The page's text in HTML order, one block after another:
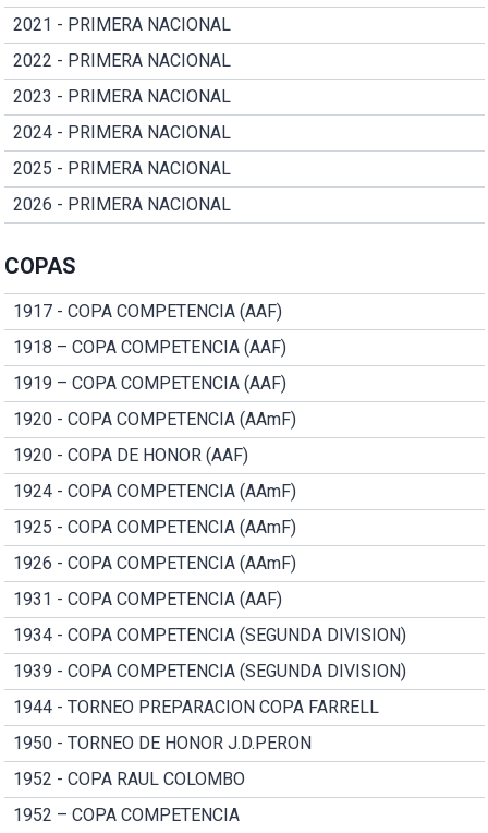
2021 - PRIMERA NACIONAL
2022 - PRIMERA NACIONAL
2023 - PRIMERA NACIONAL
2024 - PRIMERA NACIONAL
2025 - PRIMERA NACIONAL
2026 - PRIMERA NACIONAL
COPAS
1917 - COPA COMPETENCIA (AAF)
1918 – COPA COMPETENCIA (AAF)
1919 – COPA COMPETENCIA (AAF)
1920 - COPA COMPETENCIA (AAmF)
1920 - COPA DE HONOR (AAF)
1924 - COPA COMPETENCIA (AAmF)
1925 - COPA COMPETENCIA (AAmF)
1926 - COPA COMPETENCIA (AAmF)
1931 - COPA COMPETENCIA (AAF)
1934 - COPA COMPETENCIA (SEGUNDA DIVISION)
1939 - COPA COMPETENCIA (SEGUNDA DIVISION)
1944 - TORNEO PREPARACION COPA FARRELL
1950 - TORNEO DE HONOR J.D.PERON
1952 - COPA RAUL COLOMBO
1952 – COPA COMPETENCIA